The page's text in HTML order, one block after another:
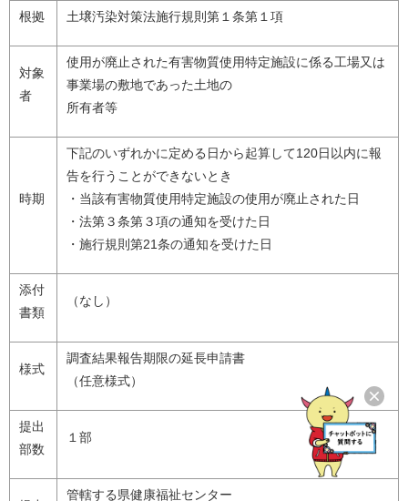
根拠 土壌汚染対策法施行規則第１条第１項
対象
者
使用が廃止された有害物質使用特定施設に係る工場又は
事業場の敷地であった土地の
所有者等
時期
下記のいずれかに定める日から起算して120日以内に報
告を行うことができないとき
・当該有害物質使用特定施設の使用が廃止された日
・法第３条第３項の通知を受けた日
・施行規則第21条の通知を受けた日
添付
書類
（なし）
様式
調査結果報告期限の延長申請書
（任意様式）
提出
部数
１部
管轄する県健康福祉センター